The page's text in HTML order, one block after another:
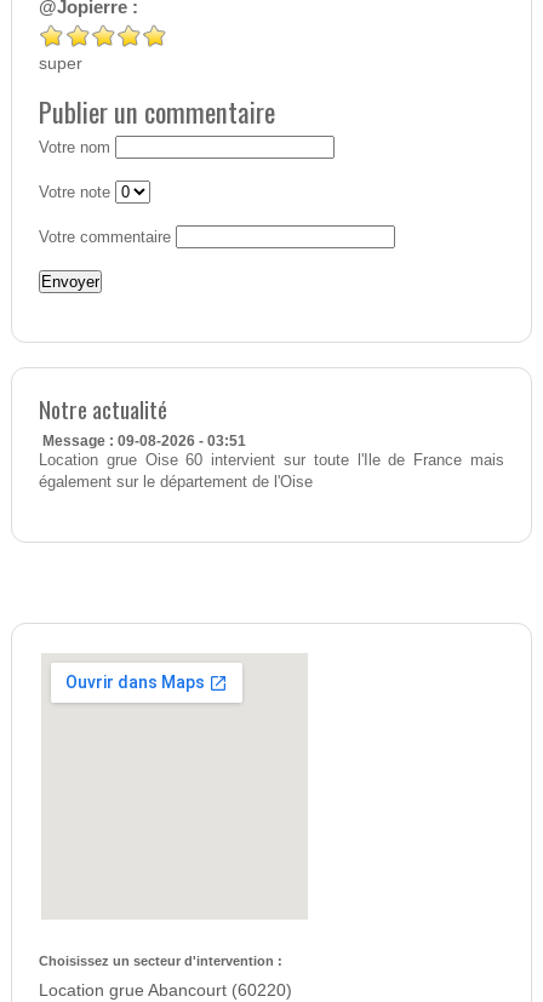
@Jopierre :
super
Publier un commentaire
Votre nom
Votre note
Votre commentaire
Notre actualité
Message : 09-08-2026 - 03:51
Location grue Oise 60 intervient sur toute l'Ile de France mais
également sur le département de l'Oise
Choisissez un secteur d'intervention :
Location grue Abancourt (60220)